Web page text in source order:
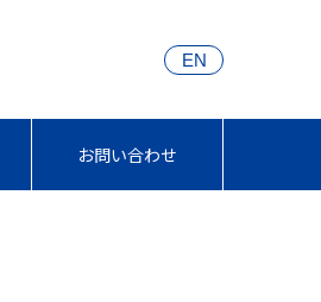
EN
お問い合わせ